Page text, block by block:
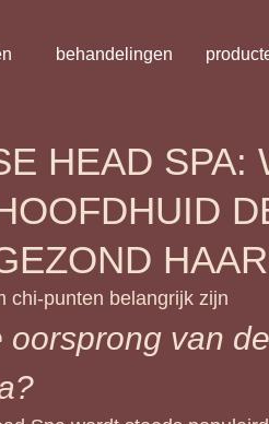
behandelingen
HEAD SPA:
HAAR
chi-punten belangrijk zijn
oorsprong van